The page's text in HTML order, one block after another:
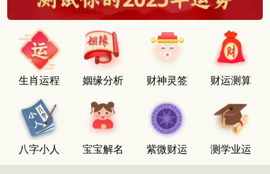
生肖运程 姻缘分析 财神灵签 财运测算
八字小人 宝宝解名 紫微财运 测学业运